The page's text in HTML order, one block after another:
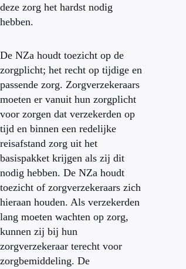
deze zorg het hardst nodig
hebben.
De NZa houdt toezicht op de
zorgplicht; het recht op tijdige en
passende zorg. Zorgverzekeraars
moeten er vanuit hun zorgplicht
voor zorgen dat verzekerden op
tijd en binnen een redelijke
reisafstand zorg uit het
basispakket krijgen als zij dit
nodig hebben. De NZa houdt
toezicht of zorgverzekeraars zich
hieraan houden. Als verzekerden
lang moeten wachten op zorg,
kunnen zij bij hun
zorgverzekeraar terecht voor
zorgbemiddeling. De